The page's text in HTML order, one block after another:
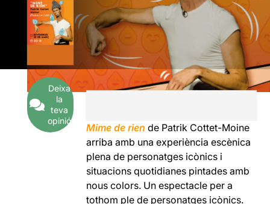
Deixa
la
teva
opinió
Mime de rien de Patrik Cottet-Moine
arribaamb una experiència escènica
plena de personatges icònics i
situacions quotidianes pintades amb
nous colors. Un espectacle per a
tothom ple de personatges icònics.